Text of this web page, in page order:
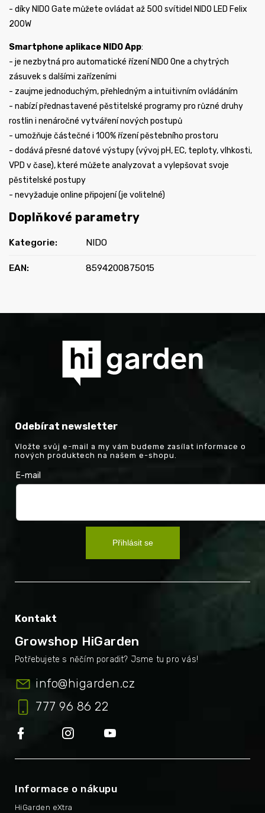
- díky NIDO Gate můžete ovládat až 500 svítidel NIDO LED Felix
200W
Smartphone aplikace NIDO App:
- je nezbytná pro automatické řízení NIDO One a chytrých
zásuvek s dalšími zařízeními
- zaujme jednoduchým, přehledným a intuitivním ovládáním
- nabízí přednastavené pěstitelské programy pro různé druhy
rostlin i nenáročné vytváření nových postupů
- umožňuje částečné i 100% řízení pěstebního prostoru
- dodává přesné datové výstupy (vývoj pH, EC, teploty, vlhkosti,
VPD v čase), které můžete analyzovat a vylepšovat svoje
pěstitelské postupy
- nevyžaduje online připojení (je volitelné)
Doplňkové parametry
Kategorie: NIDO
EAN: 8594200875015
Odebírat newsletter
Vložte svůj e-mail a my vám budeme zasílat informace o
nových produktech na našem e-shopu.
E-mail
Přihlásit se
Kontakt
Growshop HiGarden
info@higarden.cz
777 96 86 22
Informace o nákupu
HiGarden eXtra